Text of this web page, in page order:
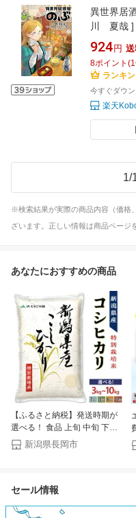
異世界居
川 夏哉 ]
924 円
8ポイント (1
ランキ
今すぐダウ
楽天
1/
※検索結果が実際の商品内容（価格
ざいます。正しい情報は商品ページ
あなたにおすすめの商品
【ふるさと納税】発送時期が
選べる！ 食品 上旬 中旬 下旬
米 お米 定期便 令和7年産 3kg
5kg 10kg 単品 3回 6回 12回 3
別栽培米 選べる容量 配送回数
協（えちご中越農業協同組
新潟県長岡市
セール情報